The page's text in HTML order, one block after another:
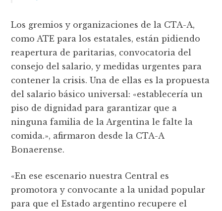
Los gremios y organizaciones de la CTA-A,
como ATE para los estatales, están pidiendo
reapertura de paritarias, convocatoria del
consejo del salario, y medidas urgentes para
contener la crisis. Una de ellas es la propuesta
del salario básico universal: «establecería un
piso de dignidad para garantizar que a
ninguna familia de la Argentina le falte la
comida.», afirmaron desde la CTA-A
Bonaerense.
«En ese escenario nuestra Central es
promotora y convocante a la unidad popular
para que el Estado argentino recupere el